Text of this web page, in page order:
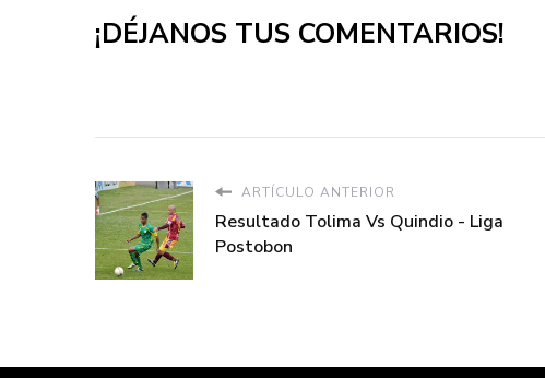
¡DÉJANOS TUS COMENTARIOS!
ARTÍCULO ANTERIOR
Resultado Tolima Vs Quindio - Liga
Postobon